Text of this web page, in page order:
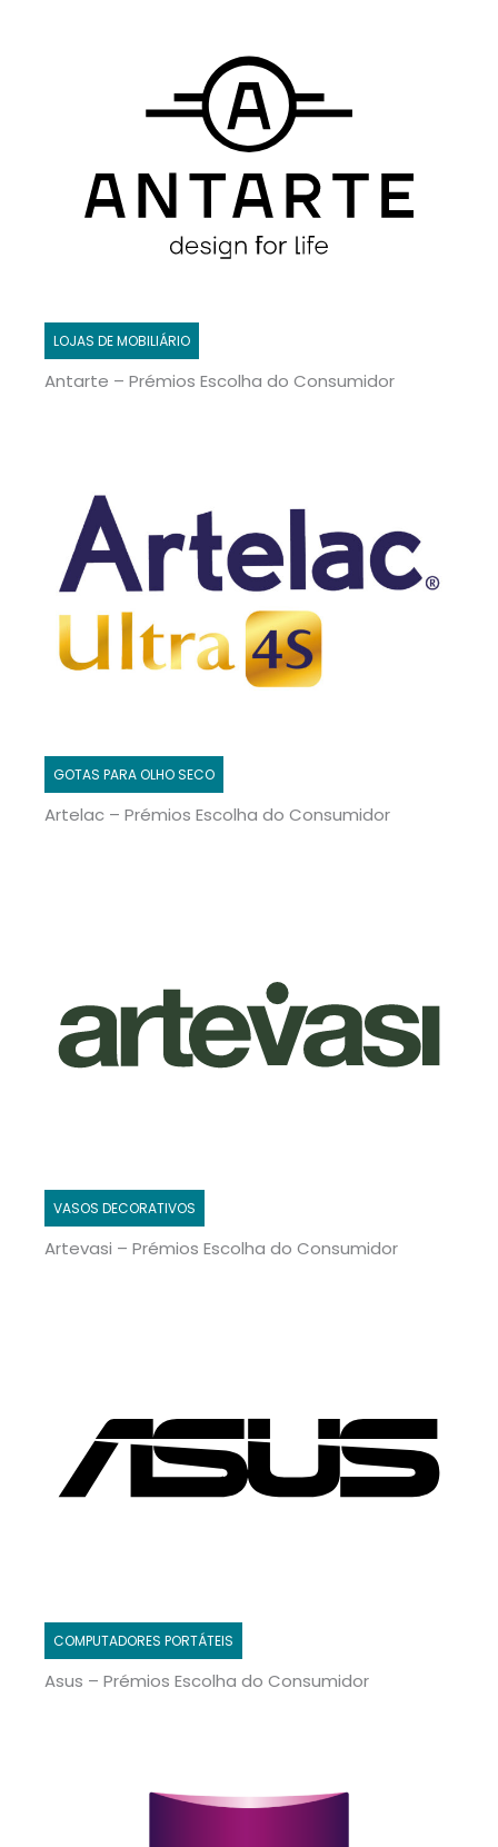
LOJAS DE MOBILIÁRIO
Antarte – Prémios Escolha do Consumidor
GOTAS PARA OLHO SECO
Artelac – Prémios Escolha do Consumidor
VASOS DECORATIVOS
Artevasi – Prémios Escolha do Consumidor
COMPUTADORES PORTÁTEIS
Asus – Prémios Escolha do Consumidor